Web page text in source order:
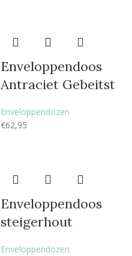
Enveloppendoos
Antraciet Gebeitst
Enveloppendozen
€62,95
Enveloppendoos
steigerhout
Enveloppendozen